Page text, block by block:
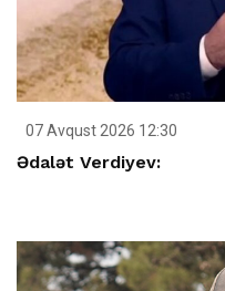
07 Avqust 2026 12:30
Ədalət Verdiyev: